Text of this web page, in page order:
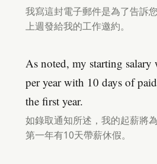
我寫這封電子郵件是為了告訴
上週發給我的工作邀約。
As noted, my starting
per year with 10 days of
the first year.
如錄取通知所述，我的起薪將
第一年有10天帶薪休假。